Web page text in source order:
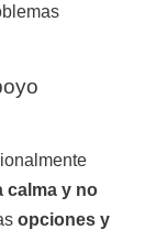
calma y no
opciones y